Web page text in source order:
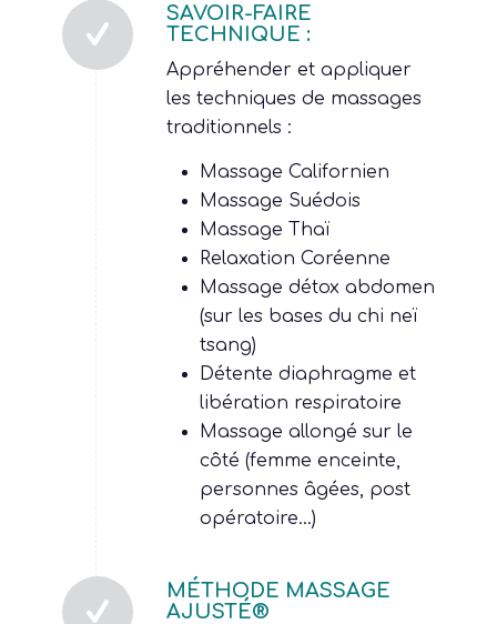
SAVOIR-FAIRE
TECHNIQUE :
Appréhender et appliquer
les techniques de massages
traditionnels :
Massage Californien
Massage Suédois
Massage Thaï
Relaxation Coréenne
Massage détox abdomen
(sur les bases du chi neï
tsang)
Détente diaphragme et
libération respiratoire
Massage allongé sur le
côté (femme enceinte,
personnes âgées, post
opératoire…)
MÉTHODE MASSAGE
AJUSTÉ®